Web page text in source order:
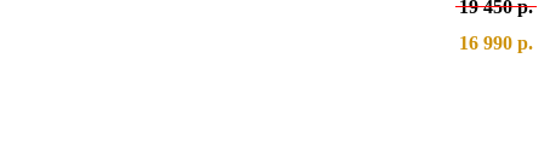
19 450 р.
16 990 р.